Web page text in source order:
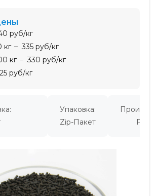
Упаковка:
Zip-Пакет
руб/кг
кг
335 руб/кг
кг
330 руб/кг
руб/кг